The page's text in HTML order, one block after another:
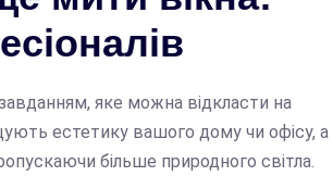
яке можна відкласти на
естетику вашого дому чи офісу, а
більше природного світла.